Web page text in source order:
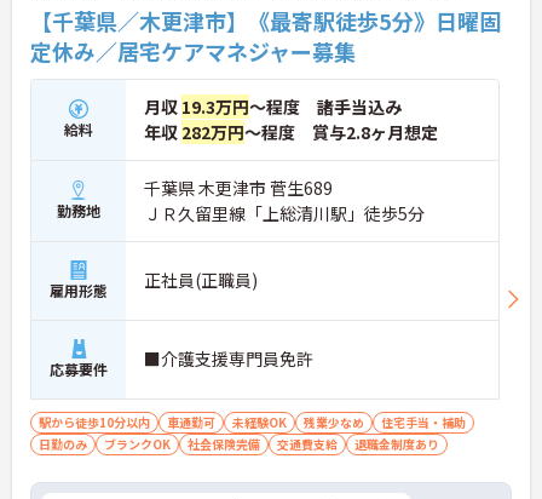
【千葉県／木更津市】《最寄駅徒歩5分》日曜固
定休み／居宅ケアマネジャー募集
給料
月収 19.3万円～程度 諸手当込み
年収 282万円～程度 賞与2.8ヶ月想定
勤務地
千葉県 木更津市 菅生689
ＪＲ久留里線「上総清川駅」徒歩5分
雇用形態 正社員(正職員)
応募要件 ■介護支援専門員免許
駅から徒歩10分以内 車通勤可 未経験OK 残業少なめ
住宅手当・補助
日勤のみ
ブランクOK 社会保険完備 交通費支給 退職金制度あり